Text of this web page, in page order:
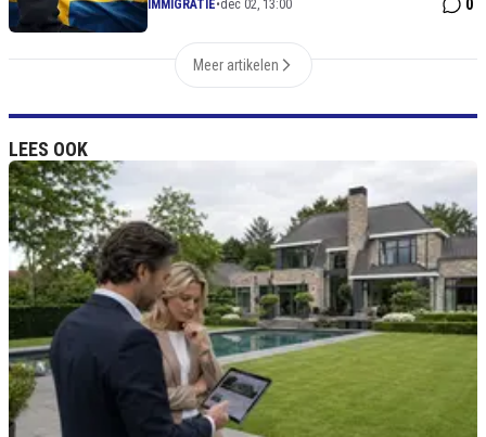
euro aan uitkeringen!
IMMIGRATIE•dec 02, 13:00 0
Meer artikelen
LEES OOK